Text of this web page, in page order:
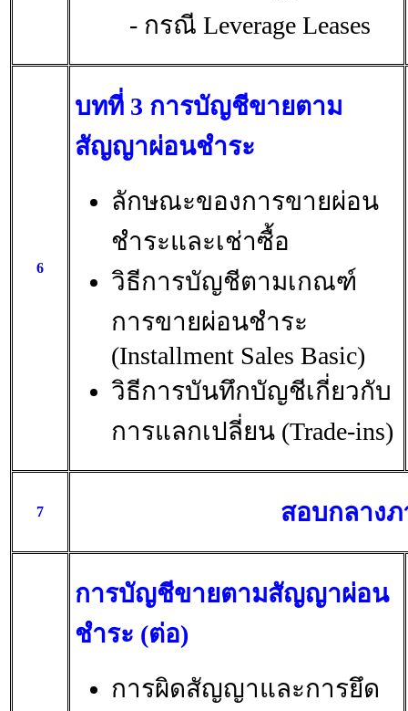
- กรณี Leverage Leases
6
บทที่ 3 การบัญชีขายตาม
สัญญาผ่อนชำระ
ลักษณะของการขายผ่อน
ชำระและเช่าซื้อ
วิธีการบัญชีตามเกณฑ์
การขายผ่อนชำระ
(Installment Sales Basic)
วิธีการบันทึกบัญชีเกี่ยวกับ
การแลกเปลี่ยน (Trade-ins)
7 สอบกลาง
การบัญชีขายตามสัญญาผ่อน
ชำระ (ต่อ)
การผิดสัญญาและการยึด